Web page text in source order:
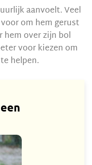
aanvoelt. Veel
om hem gerust
hem over zijn bol
voor kiezen om
helpen.